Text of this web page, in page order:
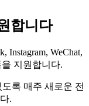
합니다
Instagram, WeChat,
지원합니다.
록 매주 새로운 전
.